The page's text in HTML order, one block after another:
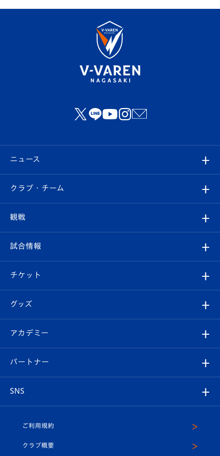
ニュース
すべて
クラブ
試合情報
チケット
イベント
メディア
ホームタウン
クラブ・チーム
クラブ概要
エンブレム紹介
スタッフプロフィール
マスコット紹介
観戦
観戦ルール
はじめての観戦ガイド
Revive Team
ヴィヴィくんの長崎おもてなしガイド
試合情報
試合日程/結果
フォトギャラリー
スタジアムグルメ
チケット
チケット
V-LOVERS（ファンクラブ）
プレイヤーズスイート
グッズ
オンラインショップ
店舗情報
アカデミー
育成からのお知らせ
U-18
パートナー
SNS
ヴィヴィくんインスタグラム
ご利用規約
クラブ概要